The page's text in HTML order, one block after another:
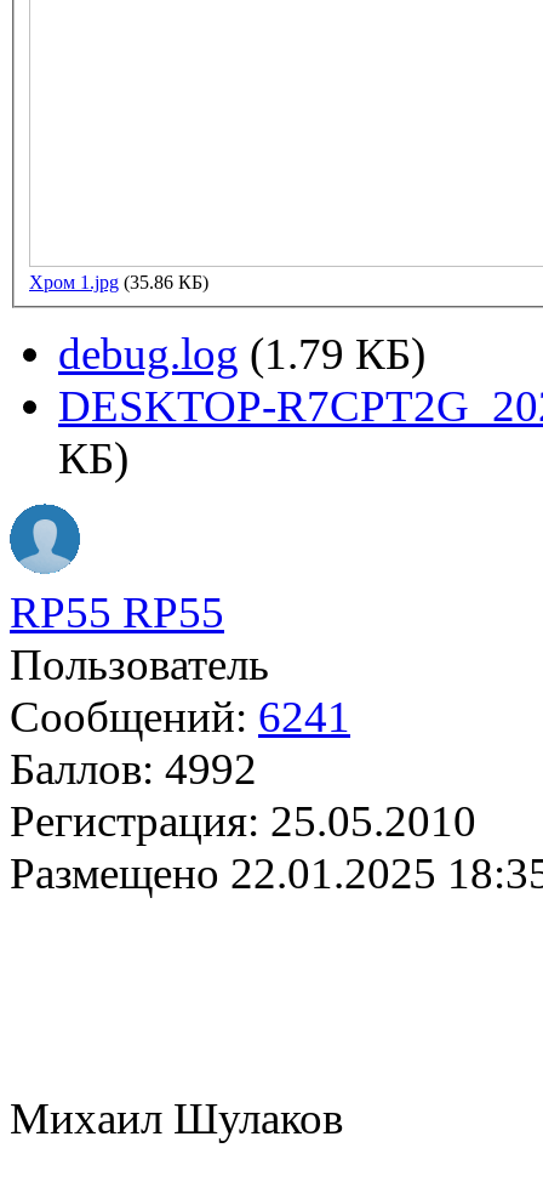
Хром 1.jpg (35.86 КБ)
debug.log (1.79 КБ)
DESKTOP-
КБ)
RP55 RP55
Пользователь
Сообщений: 6241
Баллов: 4992
Регистрация: 25.05.2010
Размещено 22.01.2025
Михаил Шулаков